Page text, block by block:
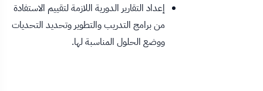
إعداد التقارير الدورية اللازمة لتقييم الاستفادة
من برامج التدريب والتطوير وتحديد التحديات
ووضع الحلول المناسبة لها.